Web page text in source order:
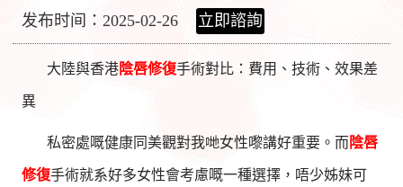
发布时间：2025-02-26 立即諮詢
大陸與香港陰唇修復手術對比：費用、技術、效果差
異
私密處嘅健康同美觀對我哋女性嚟講好重要。而 陰唇
修復手術就系好多女性會考慮嘅一種選擇，唔少姊妹可